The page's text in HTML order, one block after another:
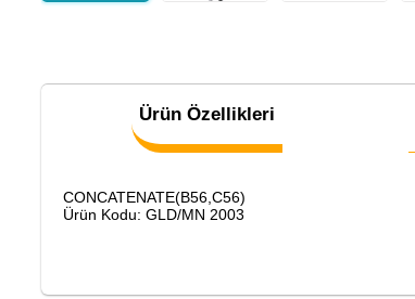
Ürün Özellikleri
CONCATENATE(B56,C56)
Ürün Kodu: GLD/MN 2003